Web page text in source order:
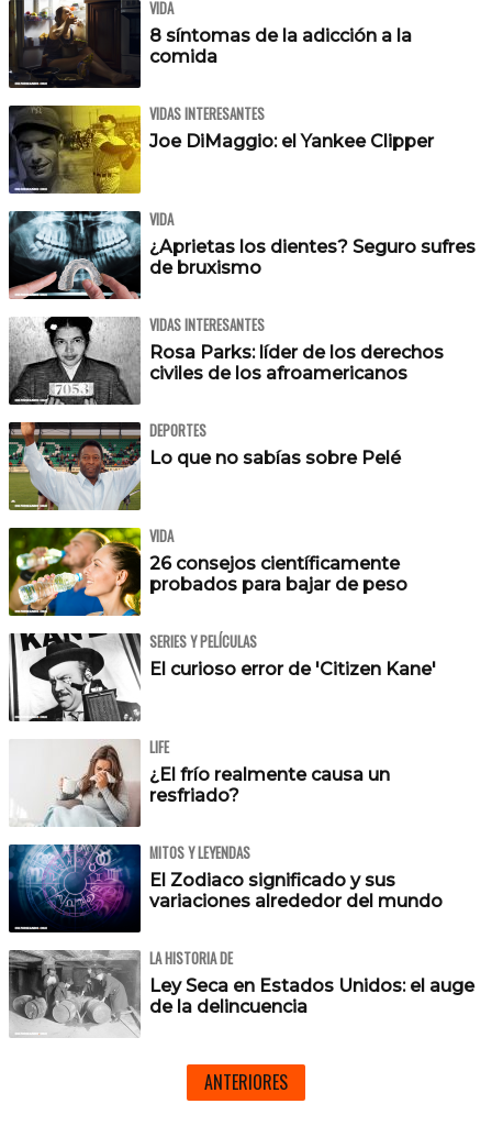
VIDA
8 síntomas de la adicción a la
comida
VIDAS INTERESANTES
Joe DiMaggio: el Yankee Clipper
VIDA
¿Aprietas los dientes? Seguro sufres
de bruxismo
VIDAS INTERESANTES
Rosa Parks: líder de los derechos
civiles de los afroamericanos
DEPORTES
Lo que no sabías sobre Pelé
VIDA
26 consejos científicamente
probados para bajar de peso
SERIES Y PELÍCULAS
El curioso error de 'Citizen Kane'
LIFE
¿El frío realmente causa un
resfriado?
MITOS Y LEYENDAS
El Zodiaco significado y sus
variaciones alrededor del mundo
LA HISTORIA DE
Ley Seca en Estados Unidos: el auge
de la delincuencia
ANTERIORES